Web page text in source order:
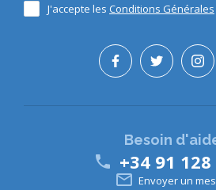
J'accepte les Conditions Générales
Besoin
 +34 91
 Envoyer un